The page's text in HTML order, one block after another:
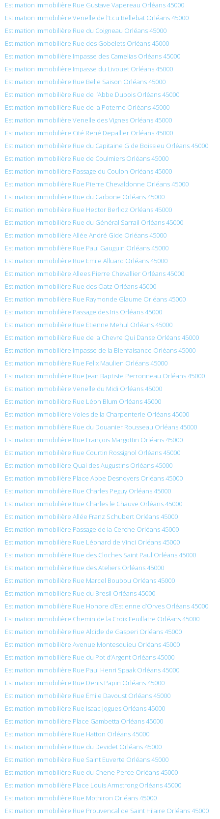
Estimation immobilière Rue Gustave Vapereau Orléans 45000
Estimation immobilière Venelle de l’Ecu Bellebat Orléans 45000
Estimation immobilière Rue du Coigneau Orléans 45000
Estimation immobilière Rue des Gobelets Orléans 45000
Estimation immobilière Impasse des Camelias Orléans 45000
Estimation immobilière Impasse du Livouet Orléans 45000
Estimation immobilière Rue Belle Saison Orléans 45000
Estimation immobilière Rue de l’Abbe Dubois Orléans 45000
Estimation immobilière Rue de la Poterne Orléans 45000
Estimation immobilière Venelle des Vignes Orléans 45000
Estimation immobilière Cité René Depallier Orléans 45000
Estimation immobilière Rue du Capitaine G de Boissieu Orléans 45000
Estimation immobilière Rue de Coulmiers Orléans 45000
Estimation immobilière Passage du Coulon Orléans 45000
Estimation immobilière Rue Pierre Chevaldonne Orléans 45000
Estimation immobilière Rue du Carbone Orléans 45000
Estimation immobilière Rue Hector Berlioz Orléans 45000
Estimation immobilière Rue du Général Sarrail Orléans 45000
Estimation immobilière Allée André Gide Orléans 45000
Estimation immobilière Rue Paul Gauguin Orléans 45000
Estimation immobilière Rue Émile Alluard Orléans 45000
Estimation immobilière Allees Pierre Chevallier Orléans 45000
Estimation immobilière Rue des Clatz Orléans 45000
Estimation immobilière Rue Raymonde Glaume Orléans 45000
Estimation immobilière Passage des Iris Orléans 45000
Estimation immobilière Rue Etienne Mehul Orléans 45000
Estimation immobilière Rue de la Chevre Qui Danse Orléans 45000
Estimation immobilière Impasse de la Bienfaisance Orléans 45000
Estimation immobilière Rue Felix Maulien Orléans 45000
Estimation immobilière Rue Jean Baptiste Perronneau Orléans 45000
Estimation immobilière Venelle du Midi Orléans 45000
Estimation immobilière Rue Léon Blum Orléans 45000
Estimation immobilière Voies de la Charpenterie Orléans 45000
Estimation immobilière Rue du Douanier Rousseau Orléans 45000
Estimation immobilière Rue François Margottin Orléans 45000
Estimation immobilière Rue Courtin Rossignol Orléans 45000
Estimation immobilière Quai des Augustins Orléans 45000
Estimation immobilière Place Abbe Desnoyers Orléans 45000
Estimation immobilière Rue Charles Peguy Orléans 45000
Estimation immobilière Rue Charles le Chauve Orléans 45000
Estimation immobilière Allée Franz Schubert Orléans 45000
Estimation immobilière Passage de la Cerche Orléans 45000
Estimation immobilière Rue Léonard de Vinci Orléans 45000
Estimation immobilière Rue des Cloches Saint Paul Orléans 45000
Estimation immobilière Rue des Ateliers Orléans 45000
Estimation immobilière Rue Marcel Boubou Orléans 45000
Estimation immobilière Rue du Bresil Orléans 45000
Estimation immobilière Rue Honore d’Estienne d’Orves Orléans 45000
Estimation immobilière Chemin de la Croix Feuillatre Orléans 45000
Estimation immobilière Rue Alcide de Gasperi Orléans 45000
Estimation immobilière Avenue Montesquieu Orléans 45000
Estimation immobilière Rue du Pot d’Argent Orléans 45000
Estimation immobilière Rue Paul Henri Spaak Orléans 45000
Estimation immobilière Rue Denis Papin Orléans 45000
Estimation immobilière Rue Émile Davoust Orléans 45000
Estimation immobilière Rue Isaac Jogues Orléans 45000
Estimation immobilière Place Gambetta Orléans 45000
Estimation immobilière Rue Hatton Orléans 45000
Estimation immobilière Rue du Devidet Orléans 45000
Estimation immobilière Rue Saint Euverte Orléans 45000
Estimation immobilière Rue du Chene Perce Orléans 45000
Estimation immobilière Place Louis Armstrong Orléans 45000
Estimation immobilière Rue Mothiron Orléans 45000
Estimation immobilière Rue Prouvencal de Saint Hilaire Orléans 45000